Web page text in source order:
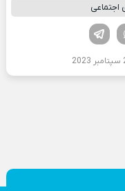
اجتماعی
لینکدین